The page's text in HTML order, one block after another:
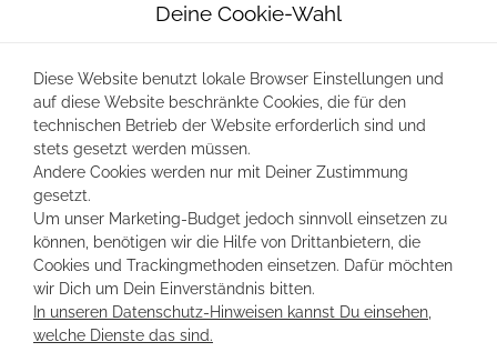
Wie unterstützt UpStay
Ferienwohnungen
Langzeitmieter während ihres
Aufenthalts?
Bei UpStay Ferienwohnungen gehen wir
über die bloße Bereitstellung einer
Unterkunft hinaus. Wir sehen uns als Ihre
Partner während Ihres gesamten Aufenthalts
in Ostfriesland. Unser Team steht Ihnen
Deine Cookie-Wahl
Diese Website benutzt lokale Browser Einstellungen und
auf diese Website beschränkte Cookies, die für den
technischen Betrieb der Website erforderlich sind und
stets gesetzt werden müssen.
Andere Cookies werden nur mit Deiner Zustimmung
gesetzt.
Um unser Marketing-Budget jedoch sinnvoll einsetzen zu
können, benötigen wir die Hilfe von Drittanbietern, die
Cookies und Trackingmethoden einsetzen. Dafür möchten
wir Dich um Dein Einverständnis bitten.
In unseren Datenschutz-Hinweisen kannst Du einsehen,
welche Dienste das sind.